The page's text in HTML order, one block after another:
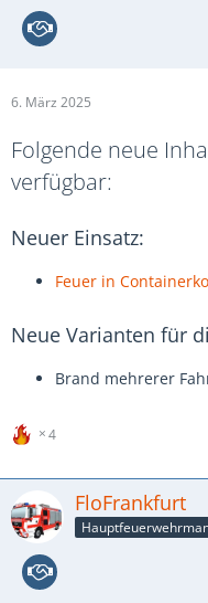
6. März 2025
Folgende neue
verfügbar:
Neuer Einsatz:
Feuer in
Neue Varianten für
Brand mehrerer
4
FloFrankfurt